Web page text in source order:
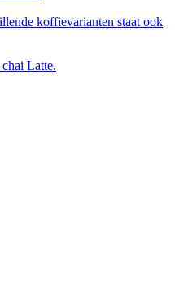
koffievarianten staat ook
Latte.